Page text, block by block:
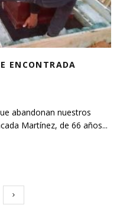
ENCONTRADA
abandonan nuestros
Martínez, de 66 años...